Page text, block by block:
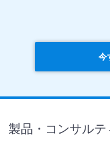
今
製品・コンサル